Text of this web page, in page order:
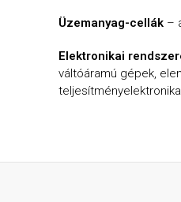
Üzemanyag-cellák –
Elektronikai
váltóáramú gépek,
teljesítményelektronika